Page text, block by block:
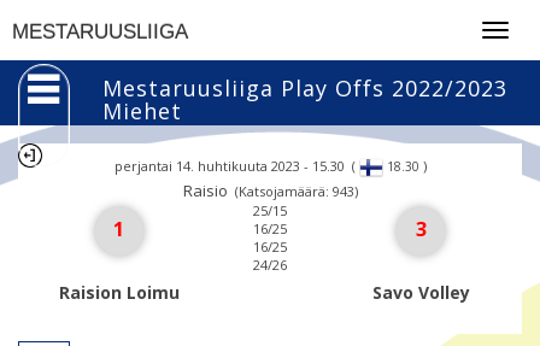
MESTARUUSLIIGA
Mestaruusliiga Play Offs 2022/2023
Miehet
perjantai 14. huhtikuuta 2023 - 15.30 ( 18.30 )
Raisio (Katsojamäärä: 943)
1
Raision Loimu
25/15
16/25
16/25
24/26
3
Savo Volley